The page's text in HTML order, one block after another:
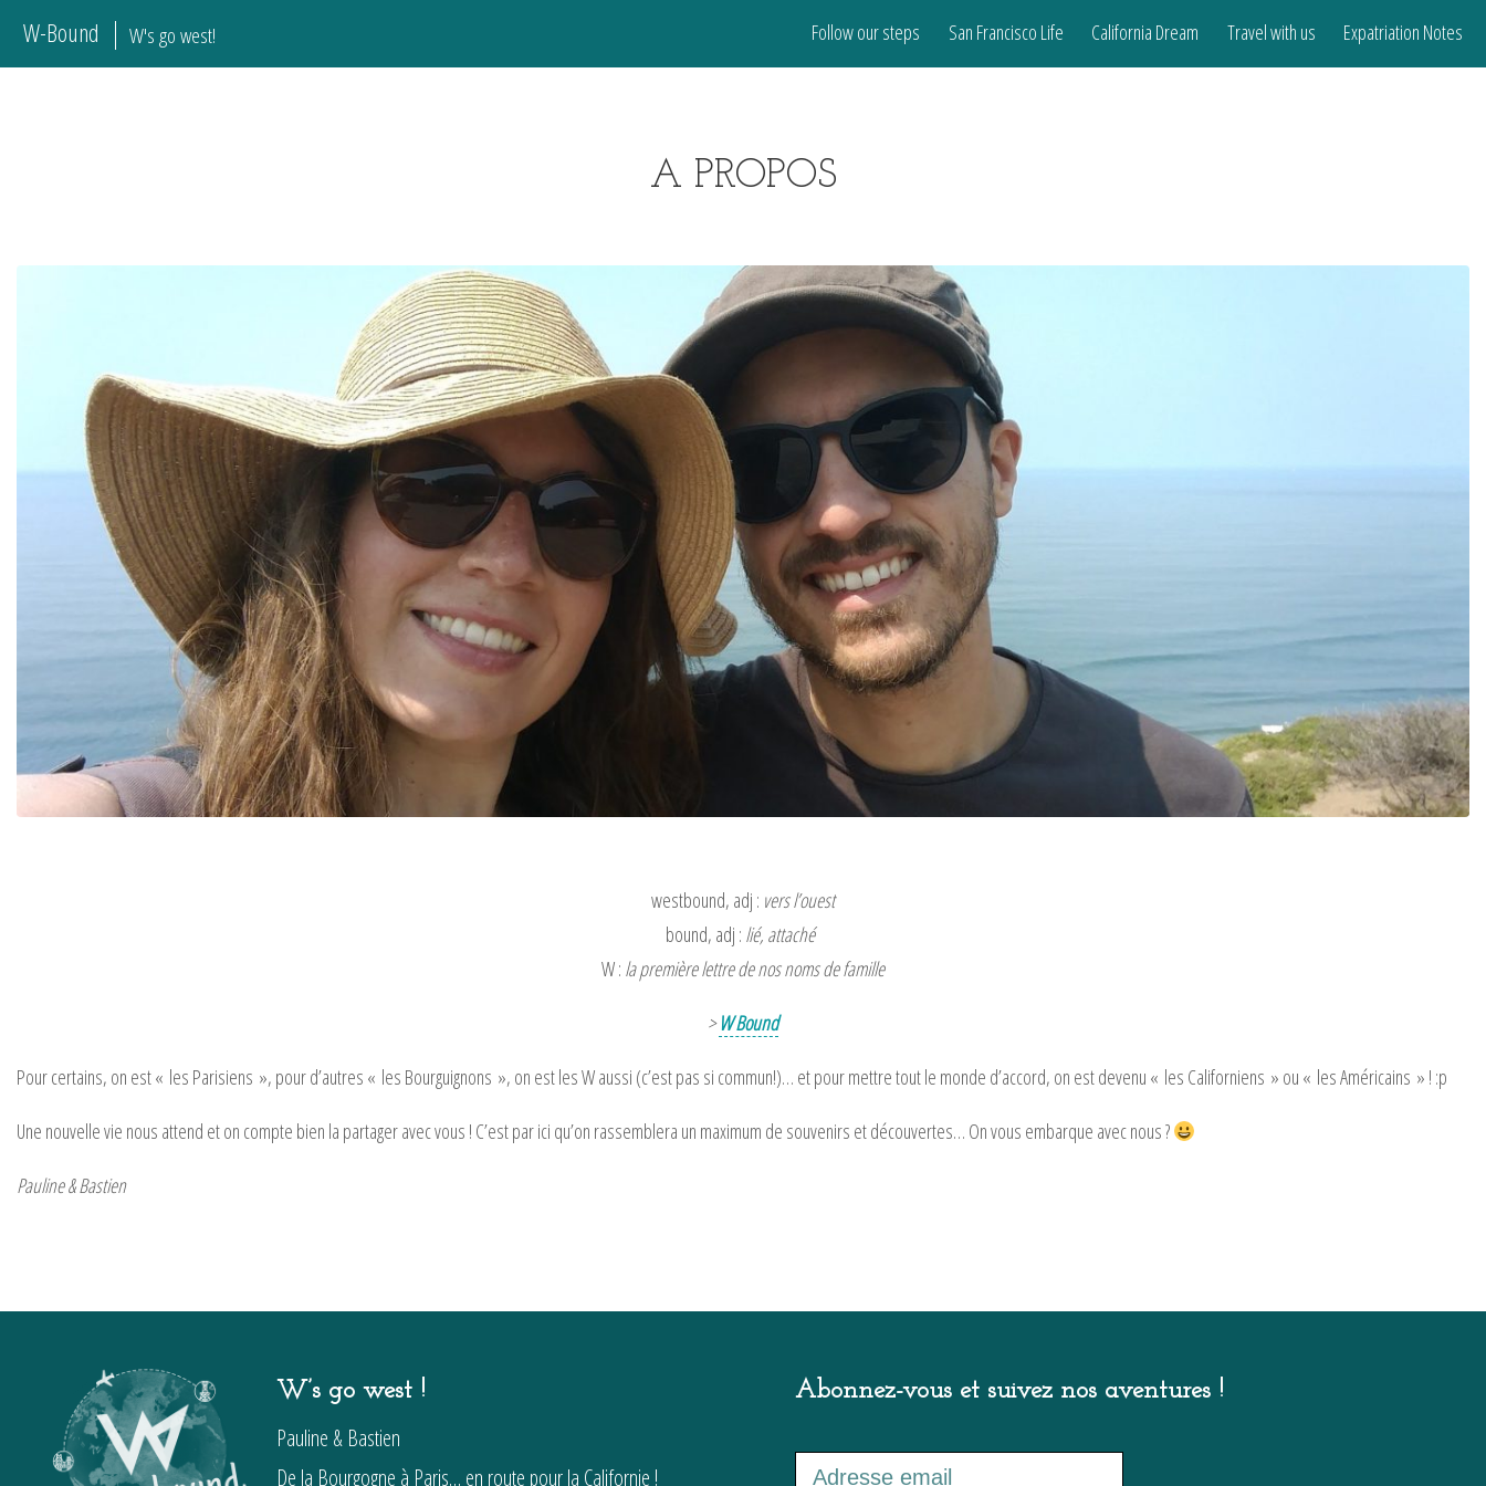
W-Bound W's go west! Follow our steps San Francisco Life California Dream Travel with us Expatriation Notes
A PROPOS
westbound, adj : vers l’ouest
bound, adj : lié, attaché
W : la première lettre de nos noms de famille
>W Bound
Pour certains, on est « les Parisiens », pour d’autres « les Bourguignons », on est les W aussi (c’est pas si commun!)… et pour mettre tout le monde d’accord, on est devenu « les Californiens » ou « les Américains » ! :p
Une nouvelle vie nous attend et on compte bien la partager avec vous ! C’est par ici qu’on rassemblera un maximum de souvenirs et découvertes… On vous embarque avec nous ?
Pauline & Bastien
W’s go west !
Pauline & Bastien
De la Bourgogne à Paris… en route pour la Californie !
Abonnez-vous et suivez nos aventures !